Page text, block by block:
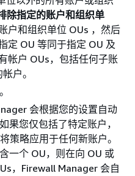
除指定的账户和组织单
户和组织单位 OUs ，然后
定 OU 等同于指定 OU 及
帐户 OUs，包括任何子账
户。
会根据您的设置自动
果您仅包括了特定账户，
策略应用于任何新账户。
一个 OU，则在向 OU 或
，Firewall Manager 会自